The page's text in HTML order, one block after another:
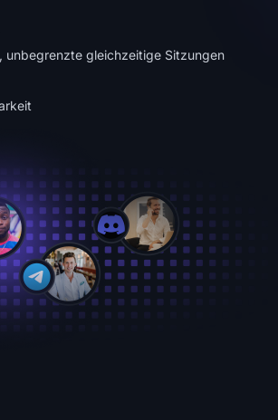
unbegrenzte gleichzeitige Sitzungen